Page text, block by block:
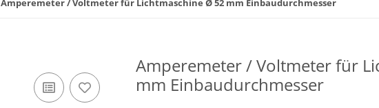
Amperemeter / Voltmeter für Lichtmaschine Ø 52 mm Einbaudurchmesser
Amperemeter / Voltmeter für
mm Einbaudurchmesser